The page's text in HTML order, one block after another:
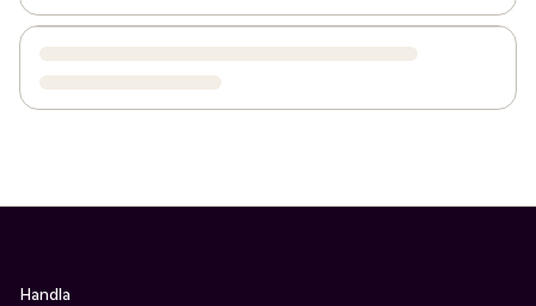
Handla